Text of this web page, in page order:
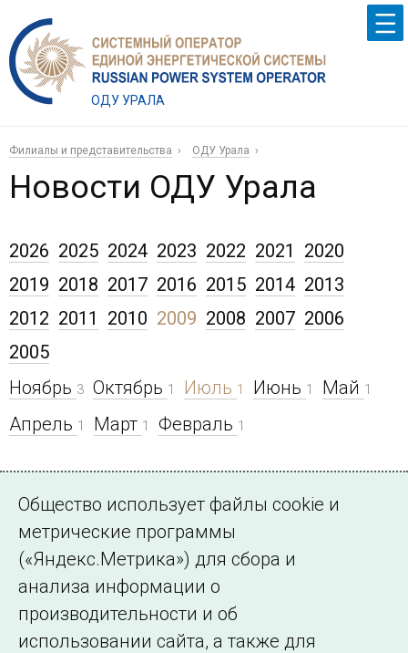
ОДУ УРАЛА
Филиалы и представительства ОДУ Урала
Новости ОДУ Урала
2026 2025 2024 2023 2022 2021
2020
2019 2018 2017 2016 2015 2014 2013
2012 2011 2010 2009
Ноябрь 3 Октябрь 1 Июль 1 Июнь 1 Май 1
Апрель 1 Март 1 Февраль 1
2008 2007 2006
2005
06.07.2009 00:00
Российский цербер
энергогенерации
web-портал «РусБизнесНьюс», рубрика «Аналитика».
6.07.2009.
Общество использует файлы cookie и
метрические программы
(«Яндекс.Метрика») для сбора и
анализа информации о
производительности и об
использовании сайта, а также для